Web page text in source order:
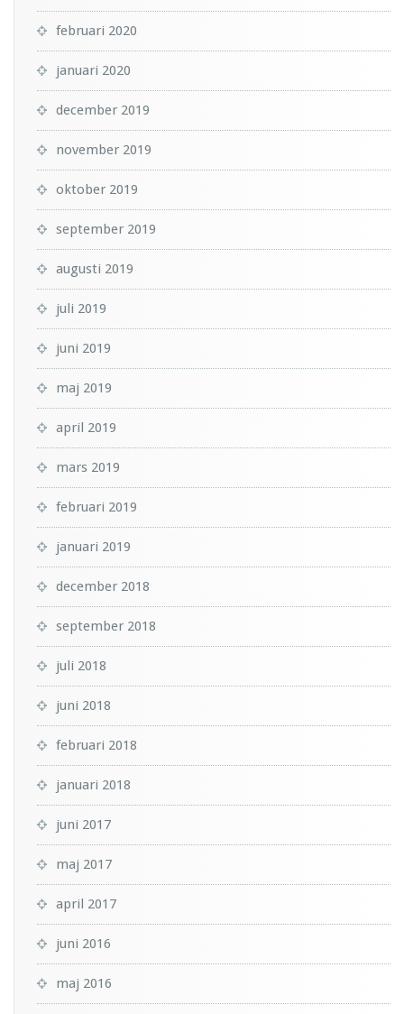
februari 2020
januari 2020
december 2019
november 2019
oktober 2019
september 2019
augusti 2019
juli 2019
juni 2019
maj 2019
april 2019
mars 2019
februari 2019
januari 2019
december 2018
september 2018
juli 2018
juni 2018
februari 2018
januari 2018
juni 2017
maj 2017
april 2017
juni 2016
maj 2016